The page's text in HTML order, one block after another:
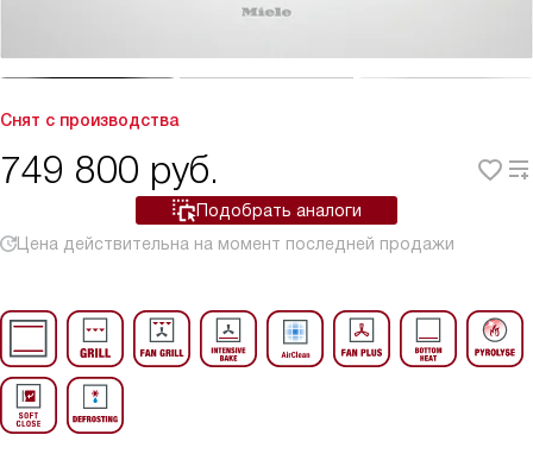
Снят с производства
749 800 руб.
Подобрать аналоги
Цена действительна на момент последней продажи